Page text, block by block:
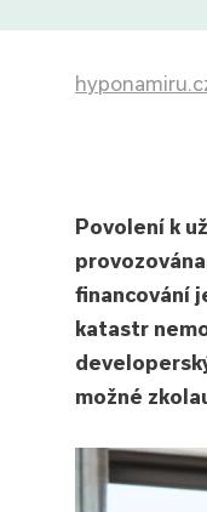
Povolení k
financování
katastr
možné